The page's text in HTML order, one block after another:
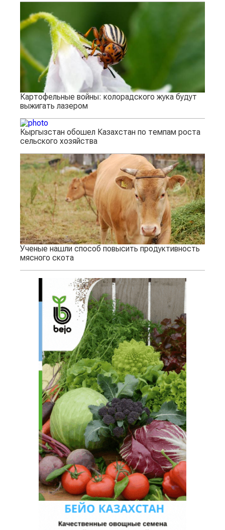
Картофельные войны: колорадского жука будут
выжигать лазером
Кыргызстан обошел Казахстан по темпам роста
сельского хозяйства
Ученые нашли способ повысить продуктивность
мясного скота